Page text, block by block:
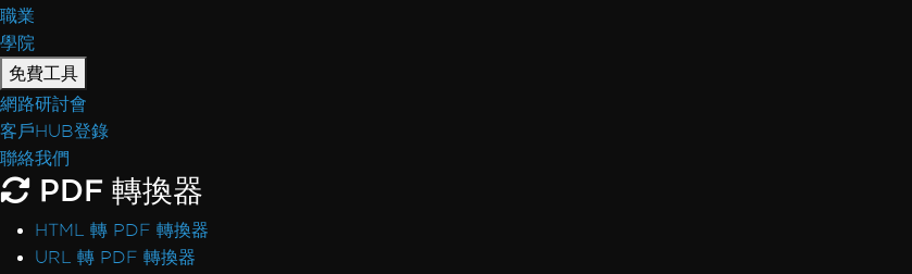
職業
學院
免費工具
網路研討會
客戶HUB登錄
聯絡我們
PDF 轉換器
HTML 轉 PDF 轉換器
URL 轉 PDF 轉換器